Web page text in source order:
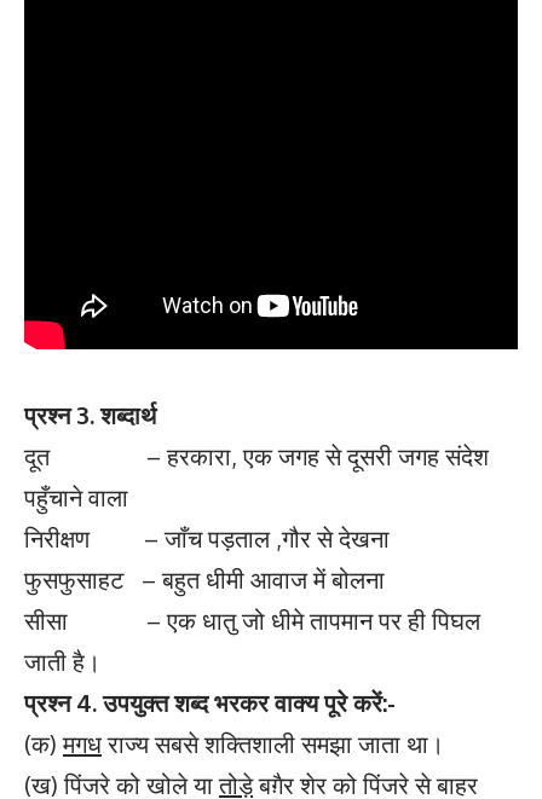
प्रश्न 3. शब्दार्थ
दूत – हरकारा, एक जगह से दूसरी जगह संदेश
पहुँचाने वाला
निरीक्षण – जाँच पड़ताल ,गौर से देखना
फुसफुसाहट – बहुत धीमी आवाज में बोलना
सीसा – एक धातु जो धीमे तापमान पर ही पिघल
जाती है।
प्रश्न 4. उपयुक्त शब्द भरकर वाक्य पूरे करें:-
(क)मगधराज्य सबसे शक्तिशाली समझा जाता था।
(ख) पिंजरे को खोले यातोड़ेबग़ैर शेर को पिंजरे से बाहर